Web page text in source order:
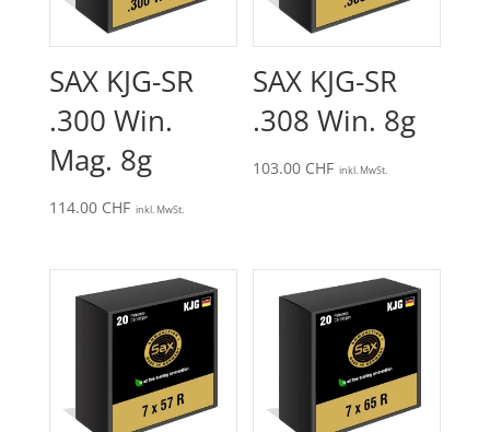
SAX KJG-SR
.300 Win.
Mag. 8g
114.00 CHF inkl. MwSt.
SAX KJG-SR
.308 Win. 8g
103.00 CHF inkl. MwSt.